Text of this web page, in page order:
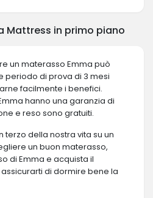
Mattress in primo piano
un materasso Emma può
periodo di prova di 3 mesi
facilmente i benefici.
hanno una garanzia di
e reso sono gratuiti.
terzo della nostra vita su un
un buon materasso,
di Emma e acquista il
di dormire bene la